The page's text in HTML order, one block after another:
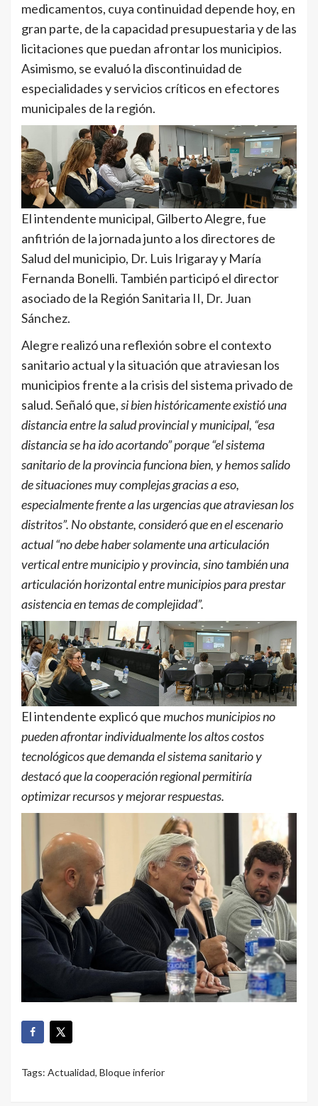
medicamentos, cuya continuidad depende hoy, en
gran parte, de la capacidad presupuestaria y de las
licitaciones que puedan afrontar los municipios.
Asimismo, se evaluó la discontinuidad de
especialidades y servicios críticos en efectores
municipales de la región.
El intendente municipal, Gilberto Alegre, fue
anfitrión de la jornada junto a los directores de
Salud del municipio, Dr. Luis Irigaray y María
Fernanda Bonelli. También participó el director
asociado de la Región Sanitaria II, Dr. Juan
Sánchez.
Alegre realizó una reflexión sobre el contexto
sanitario actual y la situación que atraviesan los
municipios frente a la crisis del sistema privado de
salud. Señaló que,si bien históricamente existió una
distancia entre la salud provincial y municipal, “esa
distancia se ha ido acortando” porque “el sistema
sanitario de la provincia funciona bien, y hemos salido
de situaciones muy complejas gracias a eso,
especialmente frente a las urgencias que atraviesan los
distritos”. No obstante, consideró que en el escenario
actual “no debe haber solamente una articulación
vertical entre municipio y provincia, sino también una
articulación horizontal entre municipios para prestar
asistencia en temas de complejidad”.
El intendente explicó quemuchos municipios no
pueden afrontar individualmente los altos costos
tecnológicos que demanda el sistema sanitario y
destacó que la cooperación regional permitiría
optimizar recursos y mejorar respuestas.
Tags: Actualidad, Bloque inferior